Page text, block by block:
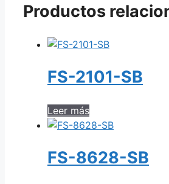
Productos
FS-2101-SB
Leer más
FS-8628-SB